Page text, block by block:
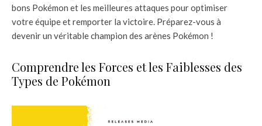
bons Pokémon et les meilleures attaques pour optimiser
votre équipe et remporter la victoire. Préparez-vous à
devenir un véritable champion des arènes Pokémon !
Comprendre les Forces et les Faiblesses des
Types de Pokémon